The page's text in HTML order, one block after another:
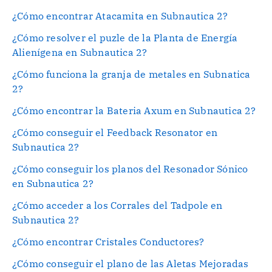
¿Cómo encontrar Atacamita en Subnautica 2?
¿Cómo resolver el puzle de la Planta de Energía
Alienígena en Subnautica 2?
¿Cómo funciona la granja de metales en Subnatica
2?
¿Cómo encontrar la Bateria Axum en Subnautica 2?
¿Cómo conseguir el Feedback Resonator en
Subnautica 2?
¿Cómo conseguir los planos del Resonador Sónico
en Subnautica 2?
¿Cómo acceder a los Corrales del Tadpole en
Subnautica 2?
¿Cómo encontrar Cristales Conductores?
¿Cómo conseguir el plano de las Aletas Mejoradas